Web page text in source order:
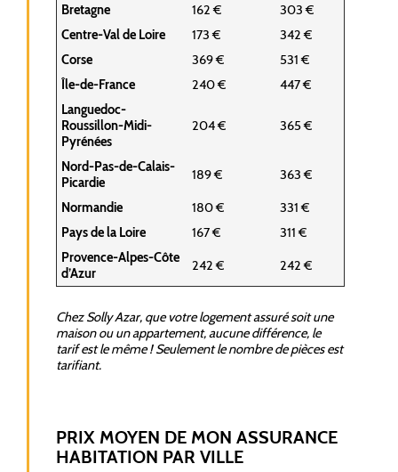
Bretagne 162 €
303 €
Centre-Val de Loire
173 €
342 €
Corse
369 €
531 €
Île-de-France
240 €
447 €
Languedoc-
Roussillon-Midi-
Pyrénées
204 € 365 €
Nord-Pas-de-Calais-
Picardie
189 € 363 €
Normandie 180 €
331 €
Pays de la Loire
167 €
311 €
Provence-Alpes-Côte
d’Azur
242 € 242 €
Chez Solly Azar, que votre logement assuré soit une
maison ou un appartement, aucune différence, le
tarif est le même ! Seulement le nombre de pièces est
tarifiant.
PRIX MOYEN DE MON ASSURANCE
HABITATION PAR VILLE